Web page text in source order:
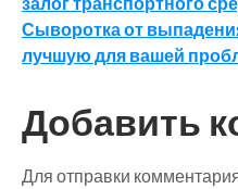
по
записям
Сыворотка от
лучшую для вашей
Добавить
Для отправки